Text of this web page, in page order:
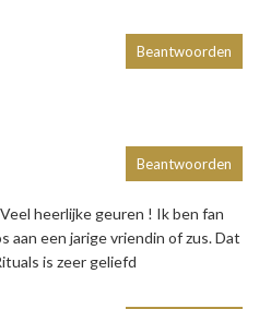
Beantwoorden
heerlijke geuren ! Ik ben fan
aan een jarige vriendin of zus. Dat
is zeer geliefd
Beantwoorden